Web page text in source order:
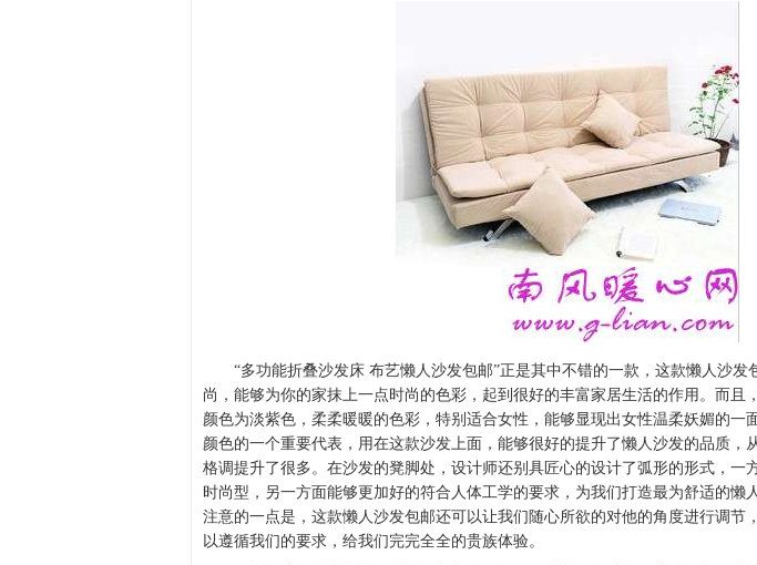
“多功能折叠沙发床 布艺懒人沙发包邮”正是其中不错的一款，这款懒人沙发
尚，能够为你的家抹上一点时尚的色彩，起到很好的丰富家居生活的作用。而且
颜色为淡紫色，柔柔暖暖的色彩，特别适合女性，能够显现出女性温柔妖媚的一
颜色的一个重要代表，用在这款沙发上面，能够很好的提升了懒人沙发的品质，
格调提升了很多。在沙发的凳脚处，设计师还别具匠心的设计了弧形的形式，一
时尚型，另一方面能够更加好的符合人体工学的要求，为我们打造最为舒适的懒
注意的一点是，这款懒人沙发包邮还可以让我们随心所欲的对他的角度进行调节
以遵循我们的要求，给我们完完全全的贵族体验。